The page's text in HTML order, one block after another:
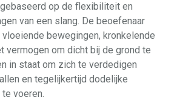
op de flexibiliteit en
van een slang. De beoefenaar
bewegingen, kronkelende
vermogen om dicht bij de grond te
in staat om zich te verdedigen
en tegelijkertijd dodelijke
voeren.